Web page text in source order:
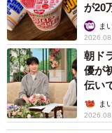
「鬼滅の刃」に登場する
（昭和書体提供）
昭和書体のフォン
をはじめ、ゲーム
が20
いいね
ま
朝ド
優が
伝い
ま